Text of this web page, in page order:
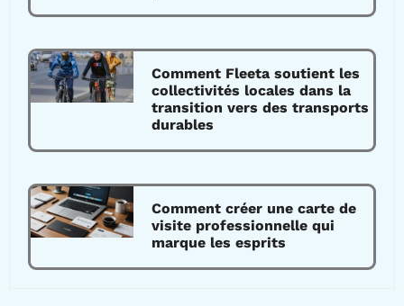
Comment Fleeta soutient les
collectivités locales dans la
transition vers des transports
durables
Comment créer une carte de
visite professionnelle qui
marque les esprits